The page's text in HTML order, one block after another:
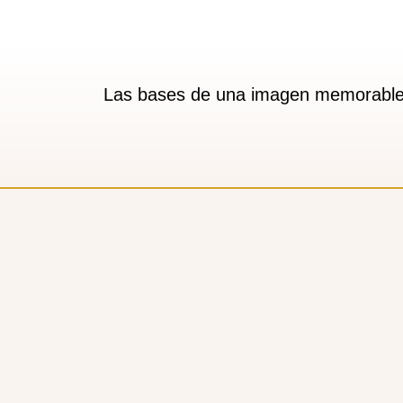
Las bases de una imagen